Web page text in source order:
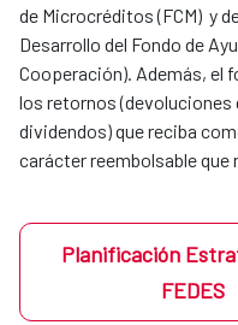
de Microcréditos (FCM) y
Desarrollo del Fondo de
Cooperación). Además, el
los retornos
dividendos) que reciba
carácter reembolsable que
Planificación
FEDES